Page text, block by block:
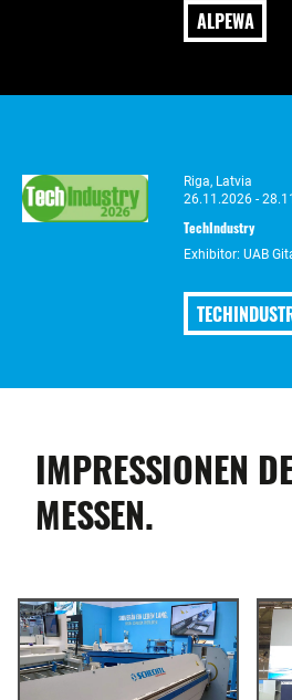
ALPEWA
Riga, Latvia
26.11.2026 -
TechIndustry
Exhibitor: UAB
IMPRESSIONEN
MESSEN.